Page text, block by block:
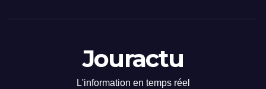
Jouractu
L'information en temps réel